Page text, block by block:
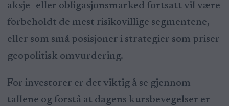
aksje- eller obligasjonsmarked fortsatt vil være
forbeholdt de mest risikovillige segmentene,
eller som små posisjoner i strategier som priser
geopolitisk omvurdering.
For investorer er det viktig å se gjennom
tallene og forstå at dagens kursbevegelser er